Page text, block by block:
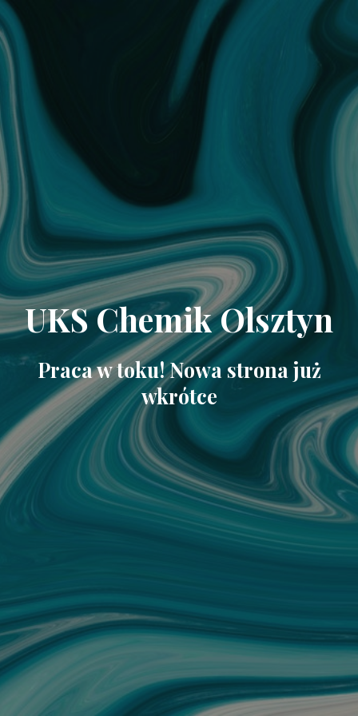
UKS Chemik Olsztyn
Praca w toku! Nowa strona już
wkrótce